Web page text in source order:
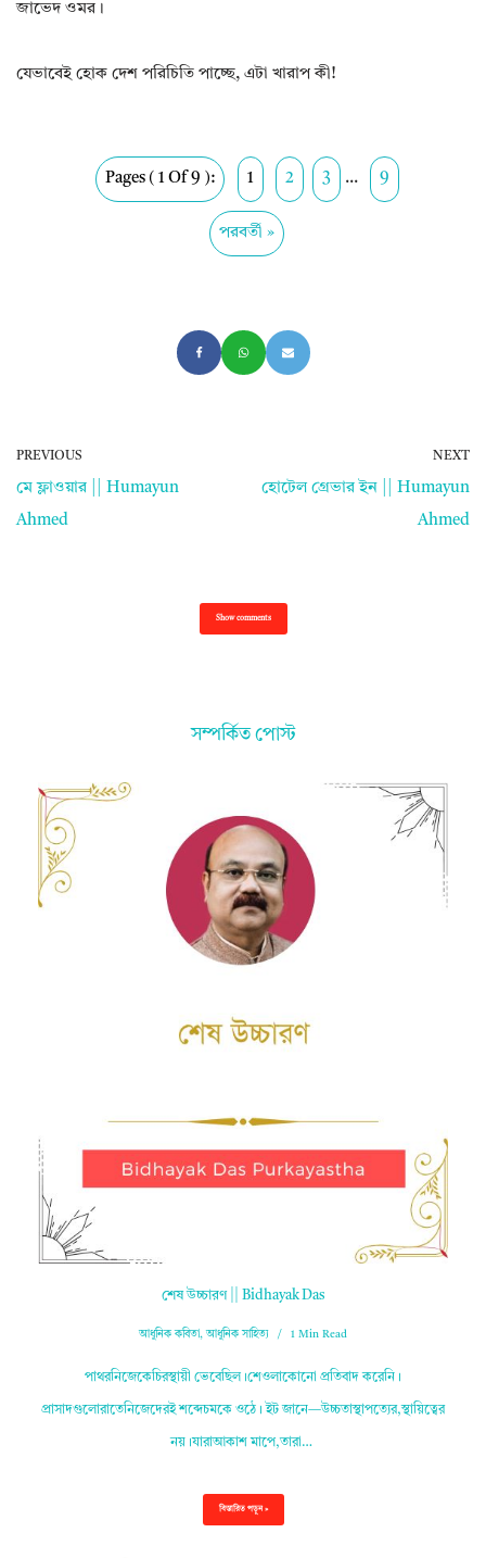
জাভেদ ওমর।
যেভাবেই হোক দেশ পরিচিতি পাচ্ছে, এটা খারাপ কী!
Pages ( 1 Of 9 ): 1 2 3 ... 9
পরবর্তী »
PREVIOUS
মে ফ্লাওয়ার || Humayun
Ahmed
NEXT
হোটেল গ্রেভার ইন || Humayun
Ahmed
Show comments
সম্পর্কিত পোস্ট
শেষ উচ্চারণ || Bidhayak Das
আধুনিক কবিতা,আধুনিক সাহিত্য 1 Min Read
পাথরনিজেকেচিরস্থায়ী ভেবেছিল।শেওলাকোনো প্রতিবাদ করেনি।
প্রাসাদগুলোরাতেনিজেদেরই শব্দেচমকে ওঠে। ইট জানে—উচ্চতাস্থাপত্যের,স্থায়িত্বের
নয়।যারাআকাশ মাপে,তারা…
বিস্তারিত পড়ুন »